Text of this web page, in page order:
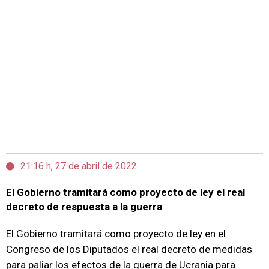
21:16 h, 27 de abril de 2022
El Gobierno tramitará como proyecto de ley el real
decreto de respuesta a la guerra
El Gobierno tramitará como proyecto de ley en el
Congreso de los Diputados el real decreto de medidas
para paliar los efectos de la guerra de Ucrania para